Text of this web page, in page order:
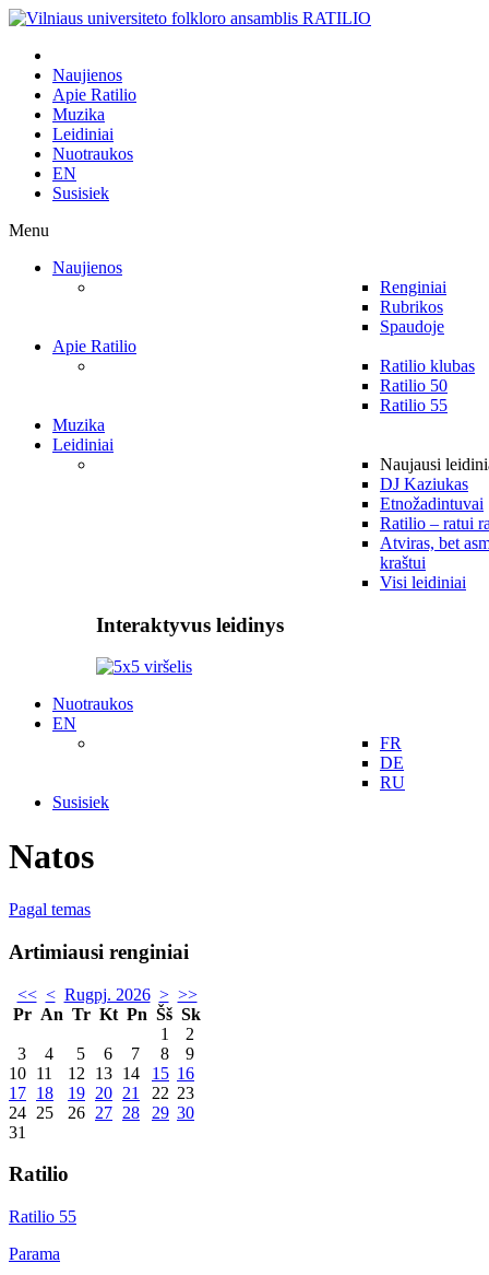
Naujienos
Apie Ratilio
Muzika
Leidiniai
Nuotraukos
EN
Susisiek
Menu
Naujienos
Renginiai
Rubrikos
Spaudoje
Apie Ratilio
Ratilio klubas
Ratilio 50
Ratilio 55
Muzika
Leidiniai
Naujausi
DJ Kaziukas
Etnožadintuvai
Ratilio – ratui
Atviras, bet
kraštui
Visi leidiniai
Interaktyvus leidinys
Nuotraukos
EN
FR
DE
RU
Susisiek
Natos
Pagal temas
Artimiausi renginiai
<< < Rugpj. 2026 > >>
Pr An Tr Kt Pn Šš Sk
1
2
3
4 5 6 7 8
9
10 11 12 13 14 15 16
17 18 19 20 21 22 23
24 25 26 27 28 29 30
31
Ratilio
Ratilio 55
Parama